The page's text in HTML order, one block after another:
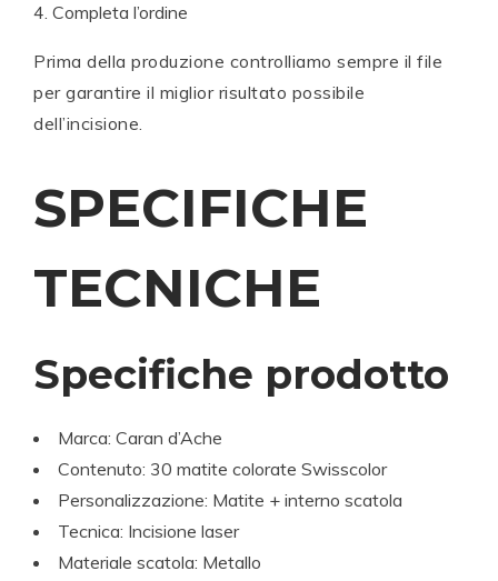
Completa l’ordine
Prima della produzione controlliamo sempre il file
per garantire il miglior risultato possibile
dell’incisione.
SPECIFICHE
TECNICHE
Specifiche prodotto
Marca: Caran d’Ache
Contenuto: 30 matite colorate Swisscolor
Personalizzazione: Matite + interno scatola
Tecnica: Incisione laser
Materiale scatola: Metallo